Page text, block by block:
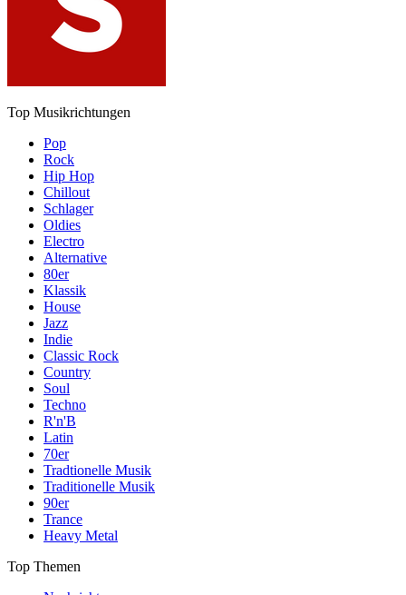
Top Musikrichtungen
Pop
Rock
Hip Hop
Chillout
Schlager
Oldies
Electro
Alternative
80er
Klassik
House
Jazz
Indie
Classic Rock
Country
Soul
Techno
R'n'B
Latin
70er
Tradtionelle Musik
Traditionelle Musik
90er
Trance
Heavy Metal
Top Themen